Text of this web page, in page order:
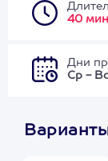
40
Дни
Ср -